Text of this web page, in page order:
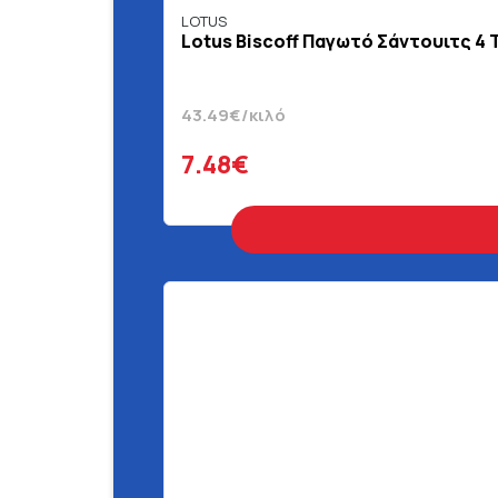
LOTUS
Lotus Biscoff Παγωτό Σάντουιτς 4
43.49€/κιλό
7.48€